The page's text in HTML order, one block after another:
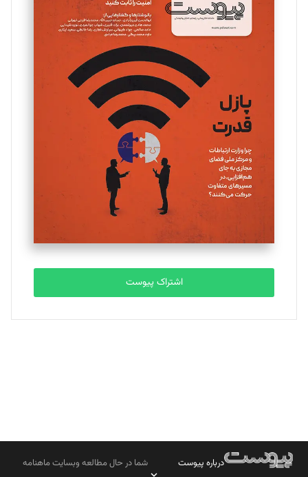
مینا پاکدل
یسنا امان‌پور
تحریریه
ملینا جعفری
تحریریه
مصطفی مسجدی آرانی
تحریریه
بابک نقاش
تحریریه
اشتراک پیوست
درباره پیوست
شما در حال مطالعه وبسایت ماهنامه